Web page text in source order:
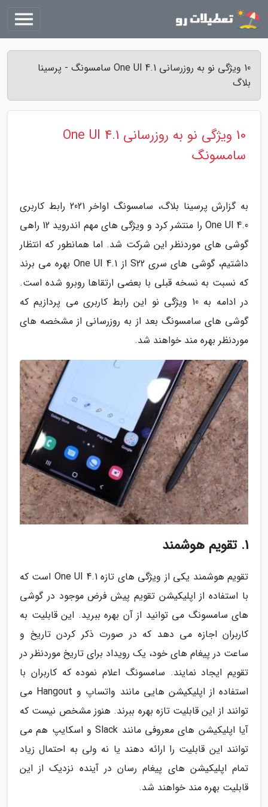
10 ویژگی نو به روزرسانی One UI 4.1 سامسونگ - پرسینا
بلاگ
10 ویژگی نو به روزرسانی One UI 4.1
سامسونگ
به گزارش پرسینا بلاگ، سامسونگ اواخر 2021 رابط کاربری
One UI 4.0 را منتشر کرد و ویژگی های مهم اندروید 12 راهی
گوشی های موردنظر این شرکت شد. اما همانطور که انتظار
داشتیم، گوشی های سری S22 از One UI 4.1 بهره می برند
که نسبت به نسخه قبلی با بعضی ارتقاها روبرو شده است.
در ادامه به 10 ویژگی نو این رابط کاربری می پردازیم که
گوشی های سامسونگ بعد از به روزرسانی از مشخصه های
موردنظر بهره مند خواهند شد.
1. تقویم هوشمند
تقویم هوشمند یکی از ویژگی های تازه One UI 4.1 است که
با استفاده از اپلیکیشن تقویم پیش فرض موجود در گوشی
های سامسونگ می توانید از آن بهره ببرید. این قابلیت به
کاربران اجازه می دهد که در صورت ذکر کردن تاریخ و
ساعت در پیغام های خود، یک رویداد برای تاریخ موردنظر در
تقویم ایجاد نمایند. سامسونگ اعلام نموده که کاربران با
استفاده از اپلیکیشن هایی مانند واتساپ و Hangout می
توانند از این قابلیت تازه بهره ببرند. هنوز مشخص نیست که
آیا اپلیکیشن های معروفی مانند Slack و اسکایپ هم می
توانند این قابلیت را ارائه دهند یا نه ولی به احتمال زیاد
تمام اپلیکیشن های پیغام رسان در آینده نزدیک از این
قابلیت بهره مند خواهند شد.